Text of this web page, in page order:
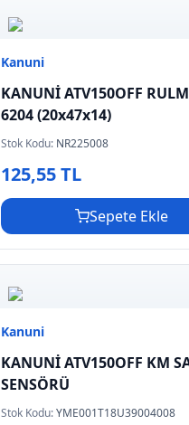
Kanuni
KANUNİ ATV150OFF
6204 (20x47x14)
Stok Kodu: NR225008
125,55 TL
Sepete Ekle
Kanuni
KANUNİ ATV150OFF KM
SENSÖRÜ
Stok Kodu:YME001T18U39004008